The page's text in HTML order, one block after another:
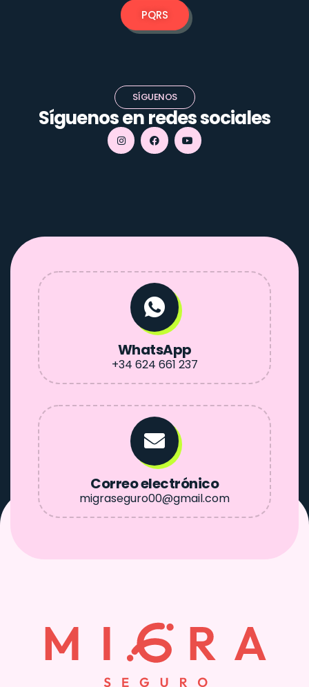
PQRS
SÍGUENOS
Síguenos en redes sociales
WhatsApp
+34 624 661 237
Correo electrónico
migraseguro00@gmail.com